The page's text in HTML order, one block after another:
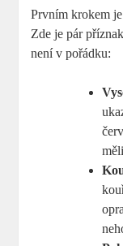
Prvním krokem
Zde je pár
není v pořádku: